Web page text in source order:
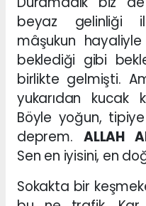
beyaz gelinliği
mâşukun
beklediği gibi
birlikte gelmişti.
yukarıdan kucak
Böyle yoğun,
deprem.ALLAH
Sen en iyisini, en
Sokakta bir